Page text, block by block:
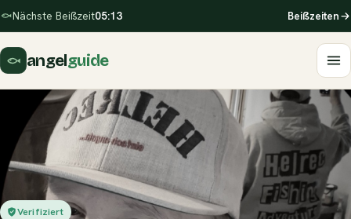
Nächste Beißzeit05:13 Beißzeiten
angelguide
Verifiziert